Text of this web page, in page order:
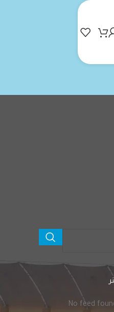
No feed